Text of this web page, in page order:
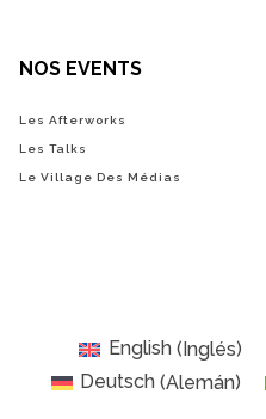
NOS EVENTS
Les Afterworks
Les Talks
Le Village Des Médias
English(Inglés)
Deutsch (Alemán)